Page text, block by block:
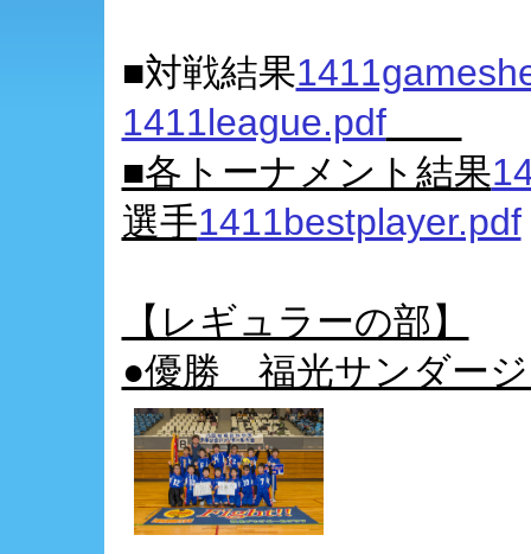
■対戦結果
1411league.pdf
■各トーナメント結果
選手1411bestplayer.pdf
【レギュラーの部】
●優勝 福光サンダー